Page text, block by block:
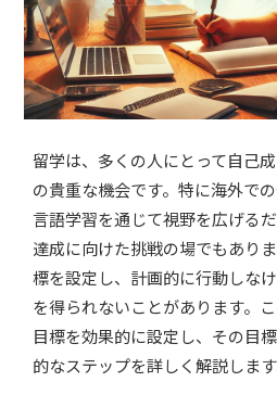
留学は、多くの人にとって自己
の貴重な機会です。特に海外で
言語学習を通じて視野を広げる
達成に向けた挑戦の場でもあり
標を設定し、計画的に行動しな
を得られないことがあります。
目標を効果的に設定し、その目
的なステップを詳しく解説します